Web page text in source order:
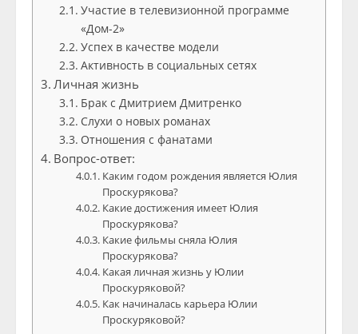
Участие в телевизионной программе
«Дом-2»
Успех в качестве модели
Активность в социальных сетях
Личная жизнь
Брак с Дмитрием Дмитренко
Слухи о новых романах
Отношения с фанатами
Вопрос-ответ:
Каким годом рождения является Юлия
Проскурякова?
Какие достижения имеет Юлия
Проскурякова?
Какие фильмы сняла Юлия
Проскурякова?
Какая личная жизнь у Юлии
Проскуряковой?
Как начиналась карьера Юлии
Проскуряковой?